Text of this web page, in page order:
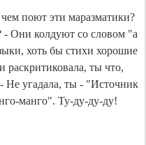
поют эти маразматики?
- Они колдуют со словом "а
хоть бы стихи хорошие
ты что,
Не угадала, ты - "Источник
манго". Ту-ду-ду-ду!